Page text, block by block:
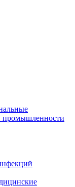
промышленности